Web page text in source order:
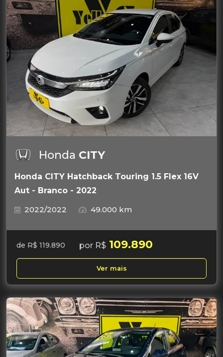
Honda CITY
Honda CITY Hatchback Touring 1.5 Flex 16V
Aut - Branco - 2022
2022/2022
49.000 km
de R$ 119.890 por R$ 109.890
Ver mais